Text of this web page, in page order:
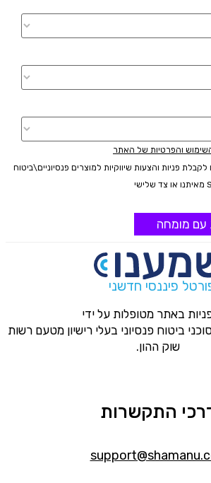
והפרטיות של האתר
פניות והצעות שיווקיות למוצרים פנסיוניים\ביטוח
עם מומחה
פיננסי חדשני
באתר מטופלות על ידי
ביטוח פנסיוני בעלי רישיון מטעם רשות
שוק ההון.
התקשרות